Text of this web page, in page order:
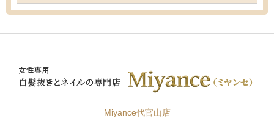
Miyance代官山店